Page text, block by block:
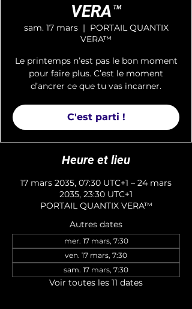
VERA™
sam. 17 mars
  |
PORTAIL QUANTIX
VERA™
Le printemps n’est pas le bon moment
pour faire plus. C’est le moment
d’ancrer ce que tu vas incarner.
C'est parti !
Heure et lieu
17 mars 2035, 07:30 UTC+1 – 24 mars
2035, 23:30 UTC+1
PORTAIL QUANTIX VERA™
Autres dates
mer. 17 mars, 7:30
ven. 17 mars, 7:30
sam. 17 mars, 7:30
Voir toutes les 11 dates